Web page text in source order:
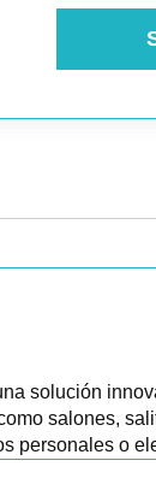
solución
salones,
personales o